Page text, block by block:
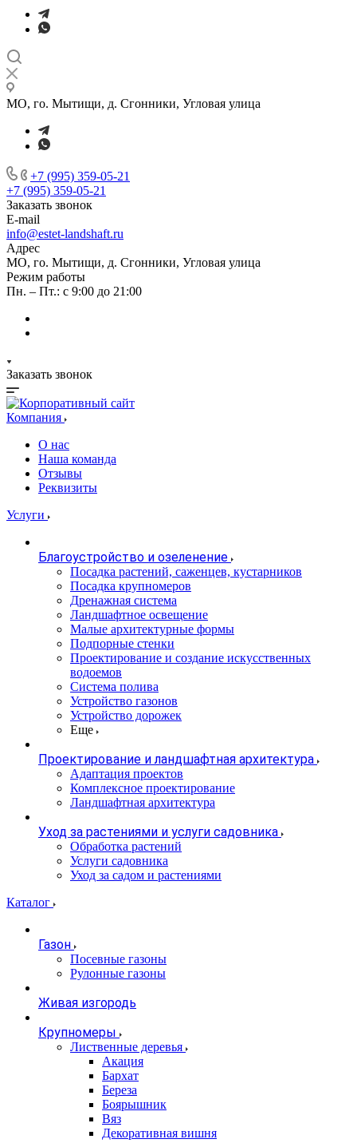
МО, го. Мытищи, д. Сгонники, Угловая улица
+7 (995) 359-05-21
+7 (995) 359-05-21
Заказать звонок
E-mail
info@estet-landshaft.ru
Адрес
МО, го. Мытищи, д. Сгонники, Угловая улица
Режим работы
Пн. – Пт.: с 9:00 до 21:00
Заказать звонок
Компания
О нас
Наша команда
Отзывы
Реквизиты
Услуги
Благоустройство и озеленение
Посадка растений, саженцев, кустарников
Посадка крупномеров
Дренажная система
Ландшафтное освещение
Малые архитектурные формы
Подпорные стенки
Проектирование и создание искусственных
водоемов
Система полива
Устройство газонов
Устройство дорожек
Еще
Проектирование и ландшафтная архитектура
Адаптация проектов
Комплексное проектирование
Ландшафтная архитектура
Уход за растениями и услуги садовника
Обработка растений
Услуги садовника
Уход за садом и растениями
Каталог
Газон
Посевные газоны
Рулонные газоны
Живая изгородь
Крупномеры
Лиственные деревья
Акация
Бархат
Береза
Боярышник
Вяз
Декоративная вишня